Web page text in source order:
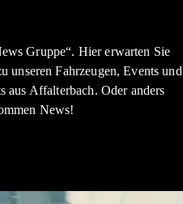
Gruppe“. Hier erwarten Sie
unseren Fahrzeugen, Events und
aus Affalterbach. Oder anders
News!